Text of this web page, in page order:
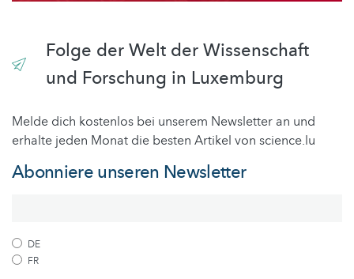
Folge der Welt der Wissenschaft
und Forschung in Luxemburg
Melde dich kostenlos bei unserem Newsletter an und
erhalte jeden Monat die besten Artikel von science.lu
Abonniere unseren Newsletter
DE
FR